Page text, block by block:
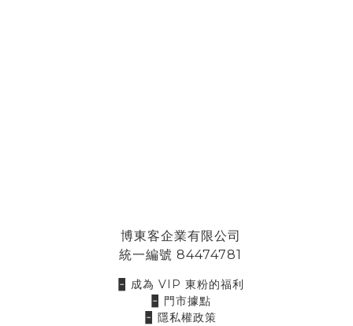
博東客企業有限公司
統一編號 84474781
🁢 成為 VIP 東粉的福利
🁢 門市據點
🁢 隱私權政策